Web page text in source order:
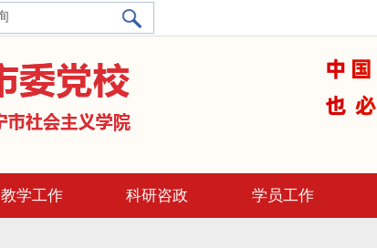
教学工作 科研咨政 学员工作